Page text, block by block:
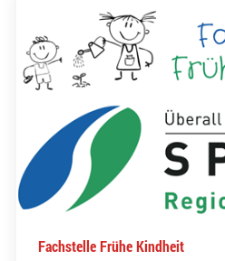
Fachstelle Frühe Kindheit